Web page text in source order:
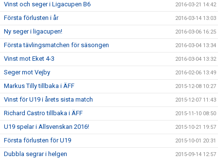
Vinst och seger i Ligacupen B6 2016-03-21 14:42
Första förlusten i år 2016-03-14 13:03
Ny seger i ligacupen! 2016-03-06 16:25
Första tävlingsmatchen för säsongen 2016-03-04 13:34
Vinst mot Eket 4-3 2016-03-04 13:32
Seger mot Vejby 2016-02-06 13:49
Markus Tilly tillbaka i ÄFF 2015-12-08 10:27
Vinst för U19 i årets sista match 2015-12-07 11:43
Richard Castro tillbaka i ÄFF 2015-11-10 08:50
U19 spelar i Allsvenskan 2016! 2015-10-21 19:57
Första förlusten för U19 2015-10-01 20:31
Dubbla segrar i helgen 2015-09-14 12:57